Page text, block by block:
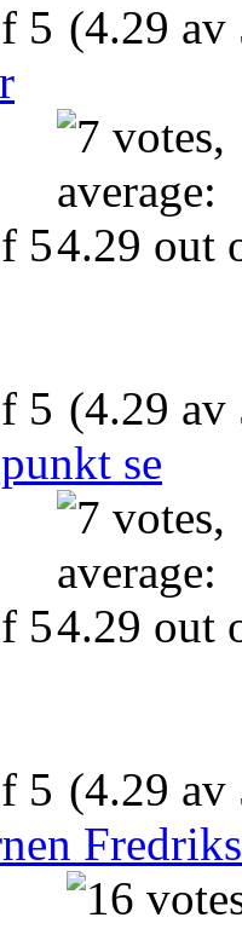
(4.29 av
(4.29 av
se
(4.29 av